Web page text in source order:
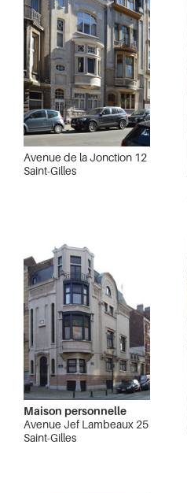
Avenue de la Jonction 12
Saint-Gilles
Maison personnelle
Avenue Jef Lambeaux 25
Saint-Gilles